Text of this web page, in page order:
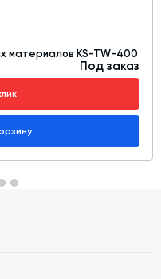
материалов KS-TW-400
Под заказ